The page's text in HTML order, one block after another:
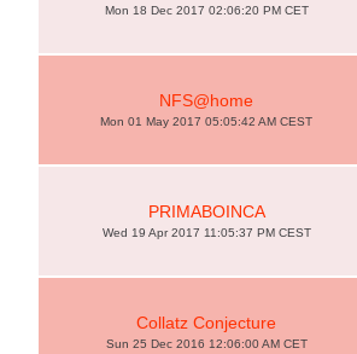
Mon 18 Dec 2017 02:06:20 PM CET
NFS@home
Mon 01 May 2017 05:05:42 AM CEST
PRIMABOINCA
Wed 19 Apr 2017 11:05:37 PM CEST
Collatz Conjecture
Sun 25 Dec 2016 12:06:00 AM CET